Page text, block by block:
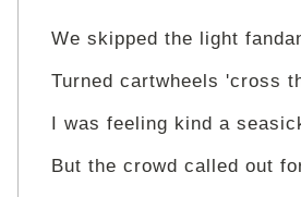
We skipped the light
Turned cartwheels 'cross
I was feeling kind a
But the crowd called out